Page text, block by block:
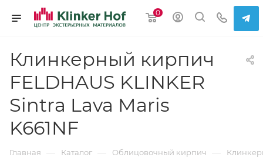
0
Клинкерный кирпич
FELDHAUS KLINKER
Sintra Lava Maris
K661NF
Главная — Каталог — Облицовочный кирпич —